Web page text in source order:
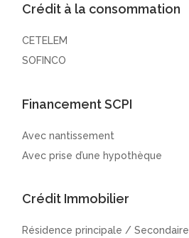
Crédit à la consommation
CETELEM
SOFINCO
Financement SCPI
Avec nantissement
Avec prise d’une hypothèque
Crédit Immobilier
Résidence principale / Secondaire